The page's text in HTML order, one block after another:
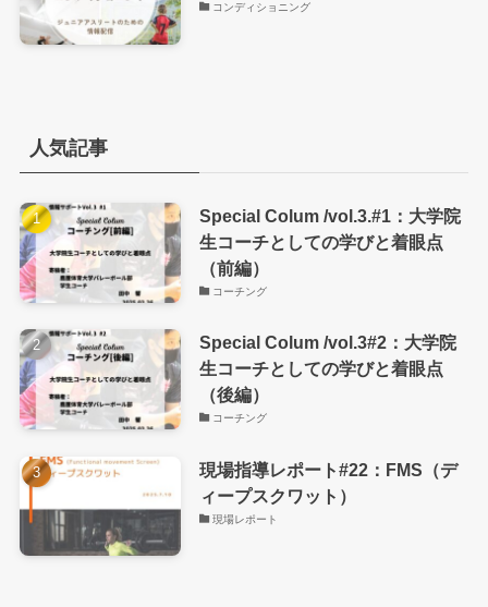
コンディショニング
人気記事
Special Colum /vol.3.#1：大学院
生コーチとしての学びと着眼点
（前編）
コーチング
Special Colum /vol.3#2：大学院
生コーチとしての学びと着眼点
（後編）
コーチング
現場指導レポート#22：FMS（デ
ィープスクワット）
現場レポート